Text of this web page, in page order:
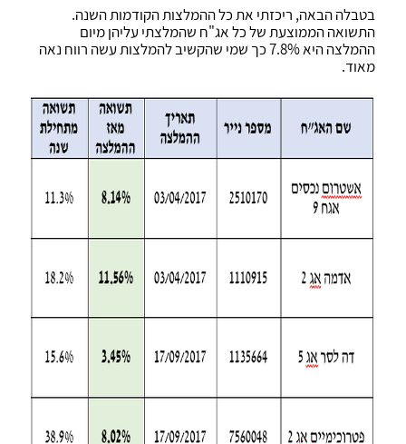
בטבלה הבאה, ריכזתי את כל ההמלצות הקודמות השנה.
התשואה הממוצעת של כל אג"ח שהמלצתי עליהן מיום
ההמלצה היא 7.8% כך שמי שהקשיב להמלצות עשה רווח נאה
מאוד.